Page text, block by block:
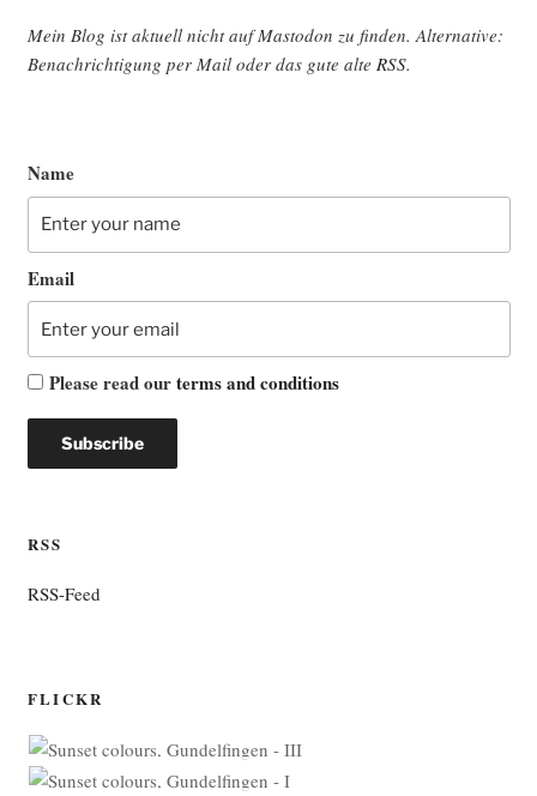
Mein Blog ist aktu­ell nicht auf Mast­o­don zu fin­den. Alter­na­ti­ve:
Benach­rich­ti­gung per Mail oder das gute alte RSS.
Name
Email
Please read ourterms and conditions
RSS
RSS-Feed
FLICKR